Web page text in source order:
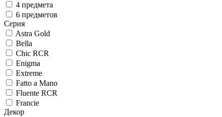
4 предмета
6 предметов
Серия
Astra Gold
Bella
Chic RCR
Enigma
Extreme
Fatto a Mano
Fluente RCR
Francie
Декор